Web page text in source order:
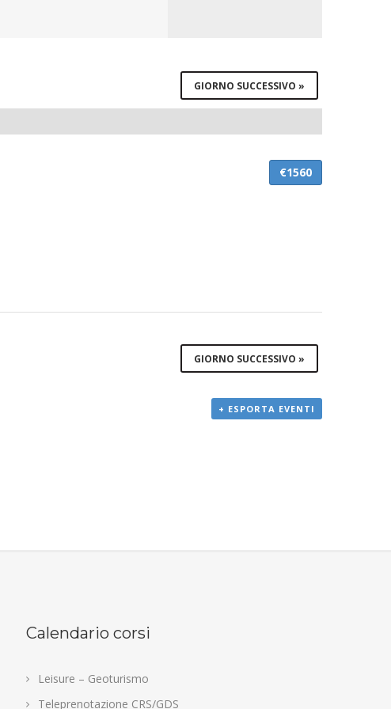
GIORNO SUCCESSIVO »
€1560
GIORNO SUCCESSIVO »
+ ESPORTA EVENTI
Calendario corsi
Leisure – Geoturismo
Teleprenotazione CRS/GDS